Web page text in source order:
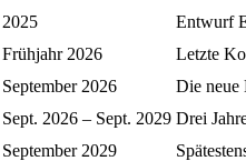
2025
Entwurf
Frühjahr 2026
Letzte
September 2026
Die neue
Sept. 2026 – Sept. 2029 Drei
September 2029
Ihnen gerne bei Fragen zuISO-
,Beratungund unseren